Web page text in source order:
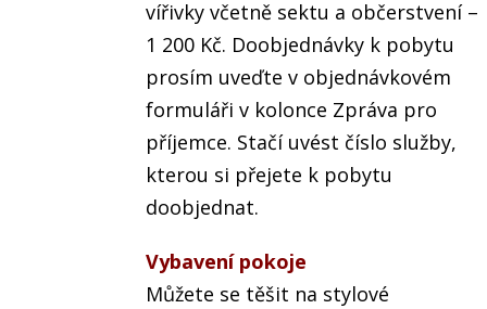
vířivky včetně sektu a občerstvení –
1 200 Kč. Doobjednávky k pobytu
prosím uveďte v objednávkovém
formuláři v kolonce Zpráva pro
příjemce. Stačí uvést číslo služby,
kterou si přejete k pobytu
doobjednat.
Vybavení pokoje
Můžete se těšit na stylové